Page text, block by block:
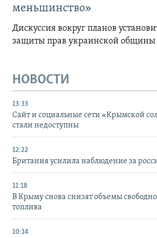
меньшинство»
Дискуссия вокруг планов
защиты прав украинской
НОВОСТИ
13:33
Сайт и социальные сети «Крымской
стали недоступны
12:22
Британия усилила наблюдение за
11:18
В Крыму снова снизят объемы
топлива
10:14